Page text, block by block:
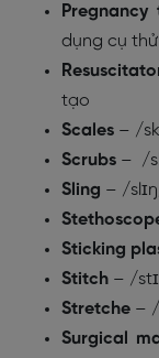
dụng cụ
tạo
Scales – /
Scrubs – /
Sling – /
Sticking
Stitch – /
Stretche – /
Surgical